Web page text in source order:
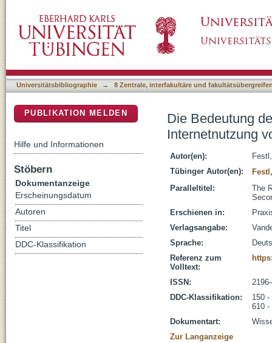
Sekundarschulkindern
Universitätsbibliographie → 8 Zentrale, interfakultäre und
Die Bedeutung
Internetnutzung
Autor(en):
Tübinger Autor(en):
Paralleltitel:
The
Erschienen in:
Verlagsangabe:
Sprache:
Referenz zum
Volltext:
ISSN:
DDC-Klassifikation:
150
610 -
Dokumentart:
Zur Langanzeige
PUBLIKATION MELDEN
Hilfe und Informationen
Stöbern
Dokumentanzeige
Erscheinungsdatum
Autoren
Titel
DDC-Klassifikation